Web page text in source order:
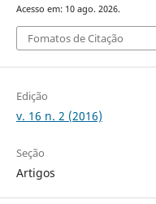
Acesso em: 10 ago. 2026.
Fomatos de Citação
Edição
v. 16 n. 2 (2016)
Seção
Artigos